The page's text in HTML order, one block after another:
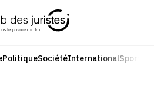
PolitiqueSociétéInternationalSport